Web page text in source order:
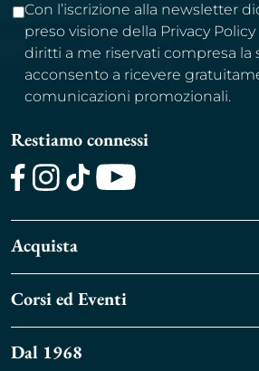
Con l’iscrizione alla newsletter
preso visione della Privacy
diritti a me riservati compresa la
acconsento a ricevere
comunicazioni promozionali.
Restiamo connessi
Acquista
Corsi ed Eventi
Dal 1968